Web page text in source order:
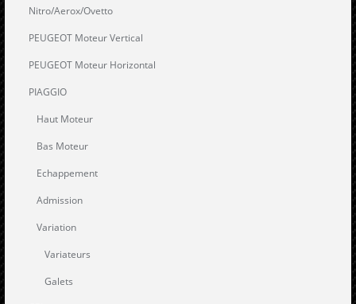
Nitro/Aerox/Ovetto
PEUGEOT Moteur Vertical
PEUGEOT Moteur Horizontal
PIAGGIO
Haut Moteur
Bas Moteur
Echappement
Admission
Variation
Variateurs
Galets